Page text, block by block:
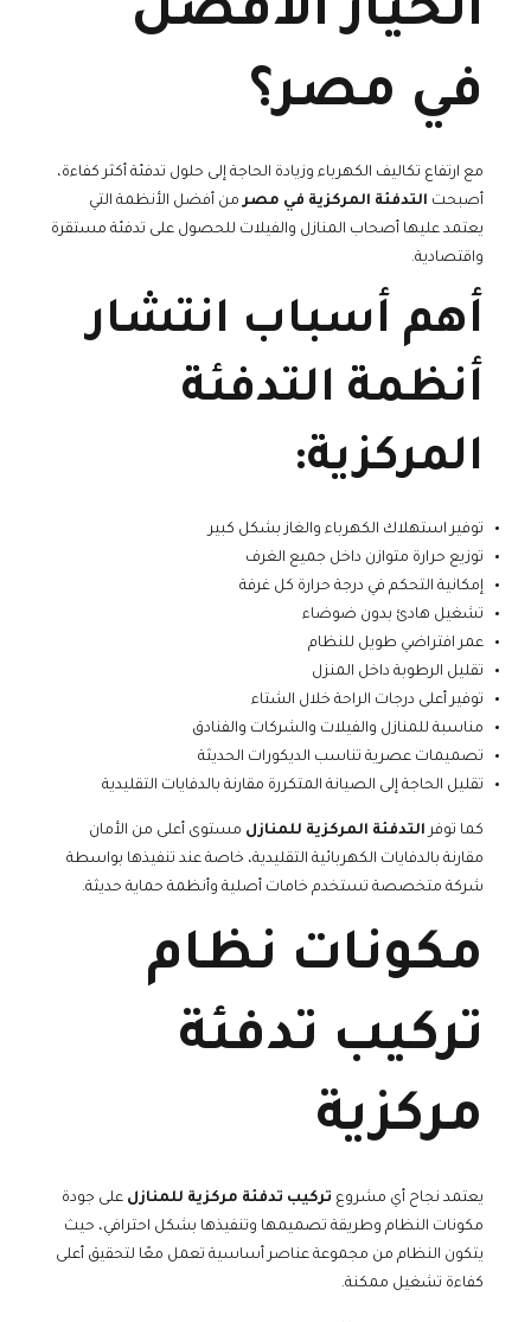
الخيار الأفضل
في مصر؟
مع ارتفاع تكاليف الكهرباء وزيادة الحاجة إلى حلول تدفئة أكثر كفاءة،
أصبحت التدفئة المركزية في مصرمن أفضل الأنظمة التي
يعتمد عليها أصحاب المنازل والفيلات للحصول على تدفئة مستقرة
واقتصادية.
أهم أسباب انتشار
أنظمة التدفئة
المركزية:
توفير استهلاك الكهرباء والغاز بشكل كبير
توزيع حرارة متوازن داخل جميع الغرف
إمكانية التحكم في درجة حرارة كل غرفة
تشغيل هادئ بدون ضوضاء
عمر افتراضي طويل للنظام
تقليل الرطوبة داخل المنزل
توفير أعلى درجات الراحة خلال الشتاء
مناسبة للمنازل والفيلات والشركات والفنادق
تصميمات عصرية تناسب الديكورات الحديثة
تقليل الحاجة إلى الصيانة المتكررة مقارنة بالدفايات التقليدية
كما توفرالتدفئة المركزية للمنازل مستوى أعلى من الأمان
مقارنة بالدفايات الكهربائية التقليدية، خاصة عند تنفيذها بواسطة
شركة متخصصة تستخدم خامات أصلية وأنظمة حماية حديثة.
مكونات نظام
تركيب تدفئة
مركزية
يعتمد نجاح أي مشروع تركيب تدفئة مركزية للمنازل على جودة
مكونات النظام وطريقة تصميمها وتنفيذها بشكل احترافي، حيث
يتكون النظام من مجموعة عناصر أساسية تعمل معًا لتحقيق أعلى
كفاءة تشغيل ممكنة.